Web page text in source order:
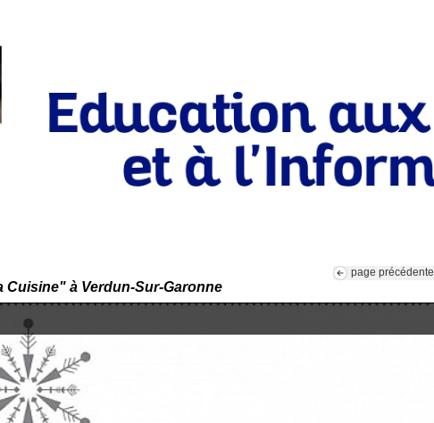
page précédente
à Verdun-Sur-Garonne